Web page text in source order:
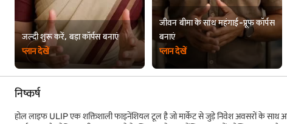
जल्दी शुरू करें, बड़ा कॉर्पस बनाएं
प्लान देखें
जीवन बीमा के साथ महंगाई-प्रूफ कॉर्पस
बनाएं
प्लान देखें
निष्कर्ष
होल लाइफ ULIP एक शक्तिशाली फाइनेंशियल टूल है जो मार्केट से जुड़े निवेश अवसरों के साथ